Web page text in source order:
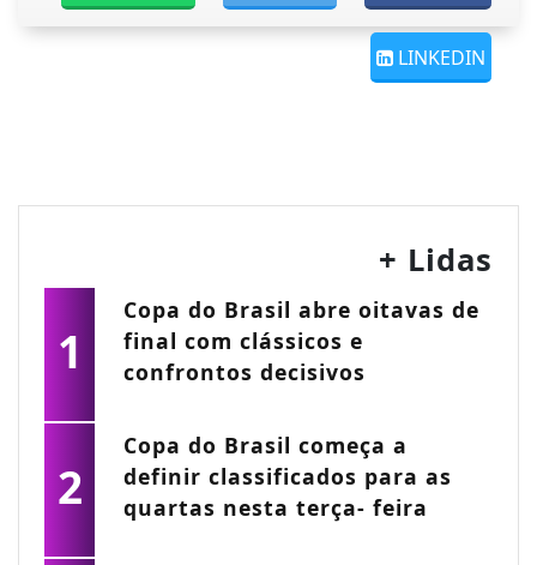
LINKEDIN
+ Lidas
1
Copa do Brasil abre oitavas de
final com clássicos e
confrontos decisivos
2
Copa do Brasil começa a
definir classificados para as
quartas nesta terça- feira